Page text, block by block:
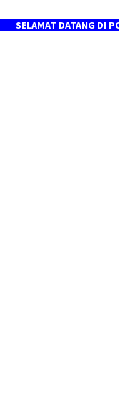
DATANG DI PORTAL